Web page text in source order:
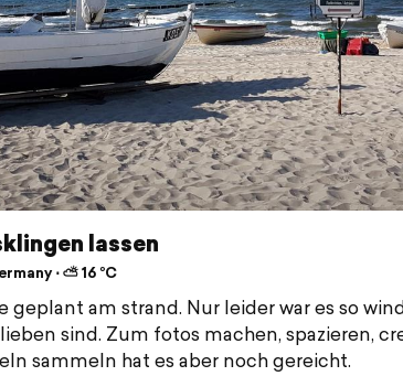
lassen
⋅ ⛅ 16 °C
geplant am strand. Nur leider war es so
sind. Zum fotos machen, spazieren,
sammeln hat es aber noch gereicht.